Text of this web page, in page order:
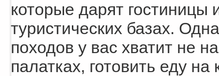
которые дарят
туристических базах.
походов у вас хватит не
палатках, готовить еду